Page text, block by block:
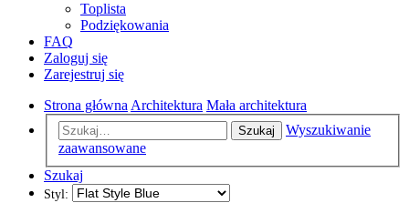
Toplista
Podziękowania
FAQ
Zaloguj się
Zarejestruj się
Strona główna Architektura Mała architektura
Szukaj
Wyszukiwanie
zaawansowane
Szukaj
Styl: